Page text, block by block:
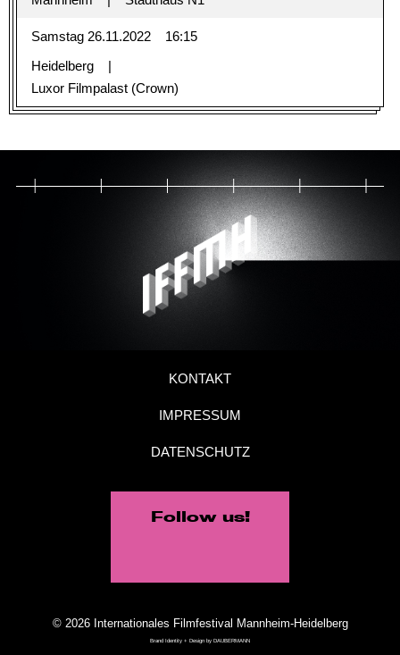
Samstag 26.11.2022
16:15
Heidelberg
Luxor Filmpalast (Crown)
KONTAKT
IMPRESSUM
DATENSCHUTZ
Follow us!
© 2026 Internationales Filmfestival Mannheim-Heidelberg
Brand Identity + Design by DAUBERMANN